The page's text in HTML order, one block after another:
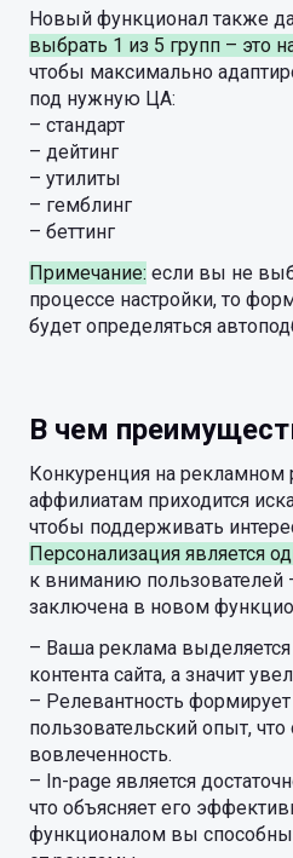
Новый функционал также
выбрать 1 из 5 групп – это
чтобы максимально
под нужную ЦА:
– стандарт
– дейтинг
– утилиты
– гемблинг
– беттинг
Примечание: если вы не
процессе настройки, то
будет определяться
В чем
Конкуренция на рекламном
аффилиатам приходится
чтобы поддерживать
Персонализация является
к вниманию пользователей
заключена в новом
– Ваша реклама
контента сайта, а значит
– Релевантность
пользовательский опыт,
вовлеченность.
– In-page является
что объясняет его
функционалом вы